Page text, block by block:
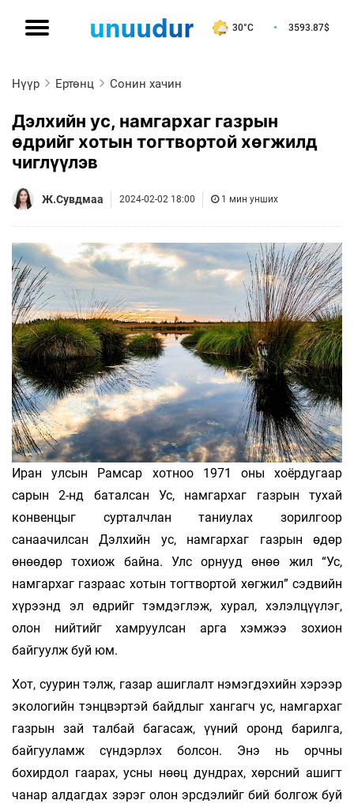
30°C 3593.87$
Нүүр Ертөнц Сонин хачин
Дэлхийн ус, намгархаг газрын
өдрийг хотын тогтвортой хөгжилд
чиглүүлэв
Ж.Сувдмаа 2024-02-02 18:00 1 мин унших
Иран улсын Рамсар хотноо 1971 оны хоёрдугаар
сарын 2-нд баталсан Ус, намгархаг газрын тухай
конвенцыг сурталчлан таниулах зорилгоор
санаачилсан Дэлхийн ус, намгархаг газрын өдөр
өнөөдөр тохиож байна. Улс орнууд өнөө жил “Ус,
намгархаг газраас хотын тогтвортой хөгжил” сэдвийн
хүрээнд эл өдрийг тэмдэглэж, хурал, хэлэлцүүлэг,
олон нийтийг хамруулсан арга хэмжээ зохион
байгуулж буй юм.
Хот, суурин тэлж, газар ашиглалт нэмэгдэхийн хэрээр
экологийн тэнцвэртэй байдлыг хангагч ус, намгархаг
газрын зай талбай багасаж, үүний оронд барилга,
байгууламж сүндэрлэх болсон. Энэ нь орчны
бохирдол гаарах, усны нөөц дундрах, хөрсний ашигт
чанар алдагдах зэрэг олон эрсдэлийг бий болгож буй